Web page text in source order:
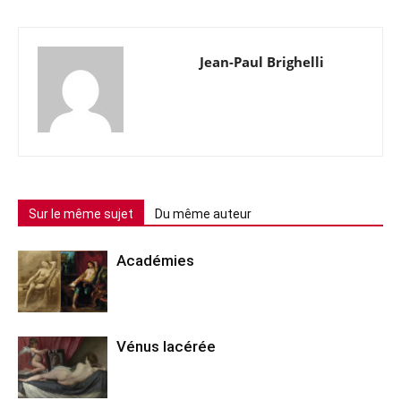
Jean-Paul Brighelli
Sur le même sujet Du même auteur
Académies
Vénus lacérée